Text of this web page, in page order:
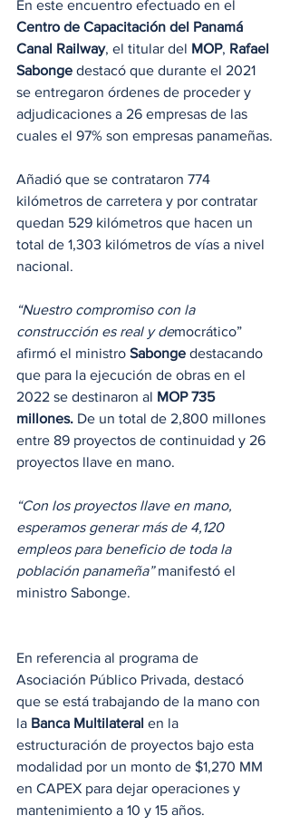
En este encuentro efectuado en el
Centro de Capacitación del Panamá
Canal Railway, el titular del MOP, Rafael
Sabonge destacó que durante el 2021
se entregaron órdenes de proceder y
adjudicaciones a 26 empresas de las
cuales el 97% son empresas panameñas.
Añadió que se contrataron 774
kilómetros de carretera y por contratar
quedan 529 kilómetros que hacen un
total de 1,303 kilómetros de vías a nivel
nacional.
“Nuestro compromiso con la
construcción es real y democrático”
afirmó el ministro Sabonge destacando
que para la ejecución de obras en el
2022 se destinaron al MOP 735
millones. De un total de 2,800 millones
entre 89 proyectos de continuidad y 26
proyectos llave en mano.
“Con los proyectos llave en mano,
esperamos generar más de 4,120
empleos para beneficio de toda la
población panameña” manifestó el
ministro Sabonge.
En referencia al programa de
Asociación Público Privada, destacó
que se está trabajando de la mano con
la Banca Multilateral en la
estructuración de proyectos bajo esta
modalidad por un monto de $1,270 MM
en CAPEX para dejar operaciones y
mantenimiento a 10 y 15 años.